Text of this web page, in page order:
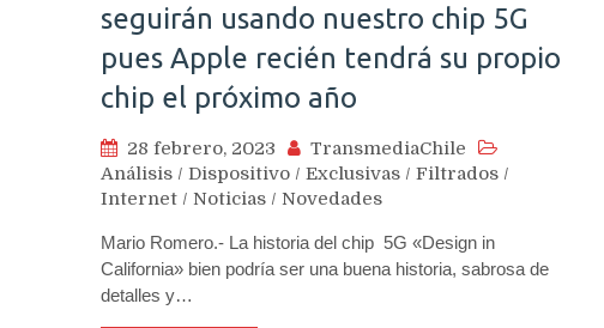
seguirán usando nuestro chip 5G
pues Apple recién tendrá su propio
chip el próximo año
28 febrero, 2023
TransmediaChile
Análisis / Dispositivo / Exclusivas / Filtrados /
Internet / Noticias / Novedades
Mario Romero.- La historia del chip 5G «Design in
California» bien podría ser una buena historia, sabrosa de
detalles y…